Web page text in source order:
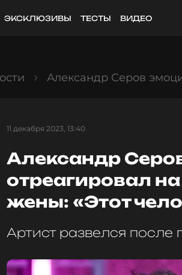
ЭКСКЛЮЗИВЫ ТЕСТЫ ВИДЕО
Александр Серов
11 декабря 2023, 13:40
Александр
отреагировал
жены: «Этот
Артист развелся после